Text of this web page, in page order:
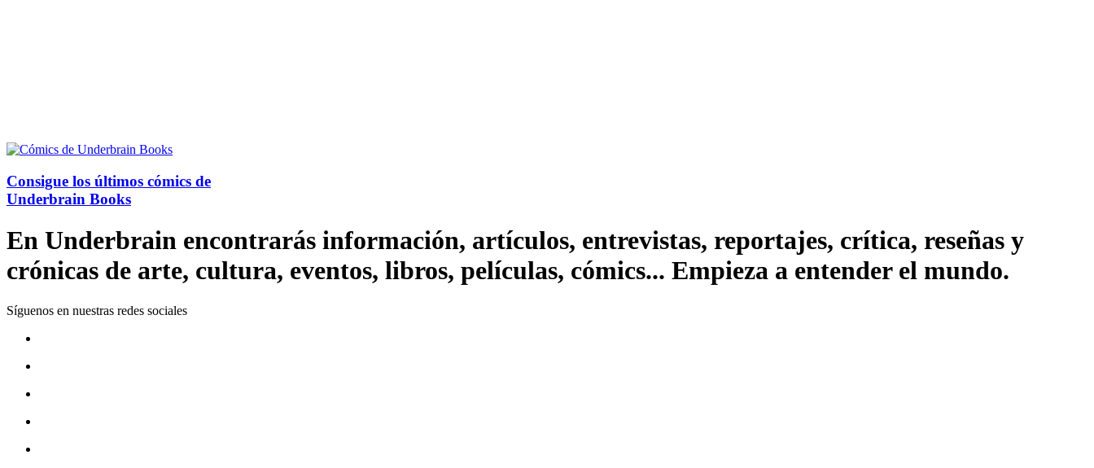
Consigue los últimos cómics de
Underbrain Books
En Underbrain encontrarás información, artículos, entrevistas, reportajes, crítica, reseñas y
crónicas de arte, cultura, eventos, libros, películas, cómics... Empieza a entender el mundo.
Síguenos en nuestras redes sociales